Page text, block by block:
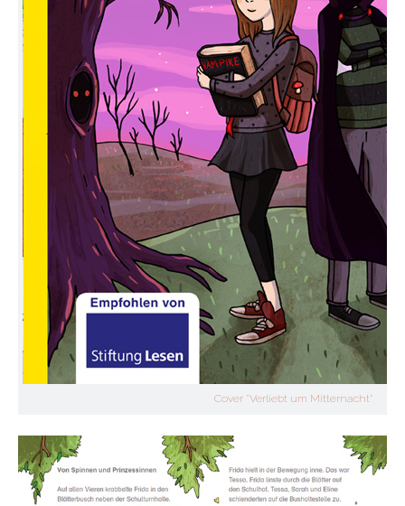
Cover "Verliebt um Mitternacht"